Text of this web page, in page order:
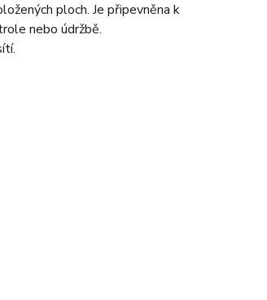
ploch. Je připevněna k
nebo údržbě.